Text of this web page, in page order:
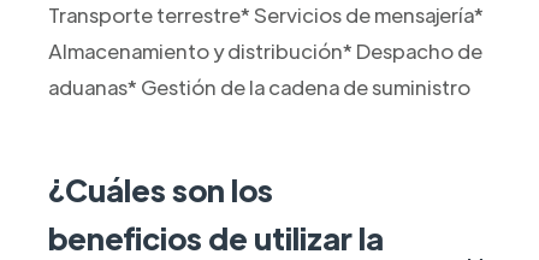
Transporte terrestre* Servicios de mensajería*
Almacenamiento y distribución* Despacho de
aduanas* Gestión de la cadena de suministro
¿Cuáles son los
beneficios de utilizar la